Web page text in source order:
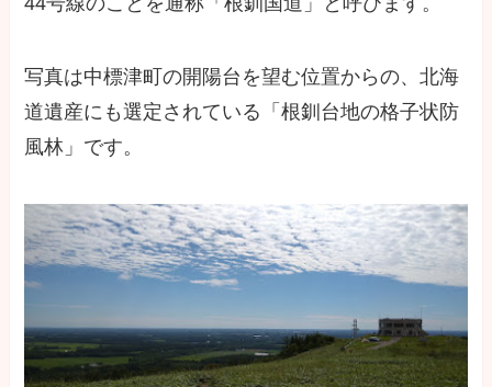
写真は中標津町の開陽台を望む位置からの、北海
道遺産にも選定されている「根釧台地の格子状防
風林」です。